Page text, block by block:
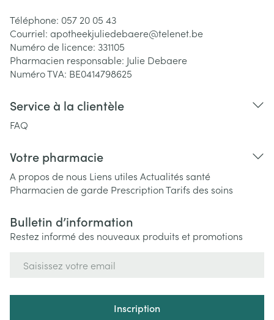
Téléphone: 057 20 05 43
Courriel: apotheekjuliedebaere@telenet.be
Numéro de licence: 331105
Pharmacien responsable: Julie Debaere
Numéro TVA: BE0414798625
Service à la clientèle
FAQ
Votre pharmacie
A propos de nous Liens utiles Actualités santé
Pharmacien de garde PrescriptionTarifs des soins
Bulletin d’information
Restez informé des nouveaux produits et promotions
Inscription